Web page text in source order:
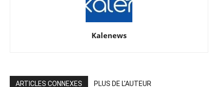
Kalenews
ARTICLES CONNEXES PLUS DE L'AUTEUR